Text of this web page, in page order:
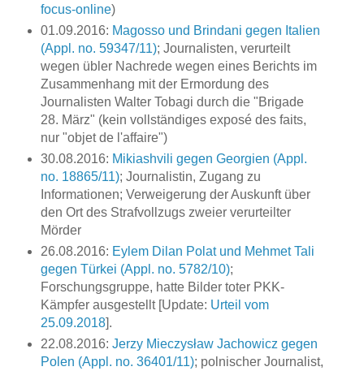
focus-online)
01.09.2016: Magosso und Brindani gegen Italien
(Appl. no. 59347/11); Journalisten, verurteilt
wegen übler Nachrede wegen eines Berichts im
Zusammenhang mit der Ermordung des
Journalisten Walter Tobagi durch die "Brigade
28. März" (kein vollständiges exposé des faits,
nur "objet de l'affaire")
30.08.2016: Mikiashvili gegen Georgien (Appl.
no. 18865/11); Journalistin, Zugang zu
Informationen; Verweigerung der Auskunft über
den Ort des Strafvollzugs zweier verurteilter
Mörder
26.08.2016: Eylem Dilan Polat und Mehmet Tali
gegen Türkei (Appl. no. 5782/10);
Forschungsgruppe, hatte Bilder toter PKK-
Kämpfer ausgestellt [Update: Urteil vom
25.09.2018].
22.08.2016: Jerzy Mieczysław Jachowicz gegen
Polen (Appl. no. 36401/11); polnischer Journalist,